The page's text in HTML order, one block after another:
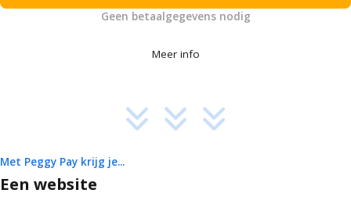
Geen betaalgegevens nodig
Meer info
Met Peggy Pay krijg je...
Een website